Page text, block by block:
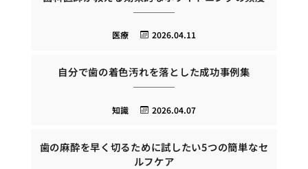
2026.04.11
医療
自分で歯の着色汚れを落とした成功事例集
2026.04.07
知識
歯の麻酔を早く切るために試したい5つの簡単なセ
ルフケア